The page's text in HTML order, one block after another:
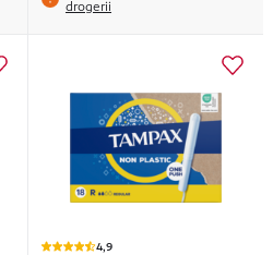
drogerii
4,9